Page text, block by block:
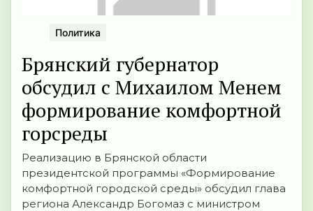
Политика
Брянский губернатор
обсудил с Михаилом Менем
формирование комфортной
горсреды
Реализацию в Брянской области
президентской программы «Формирование
комфортной городской среды» обсудил глава
региона Александр Богомаз с министром